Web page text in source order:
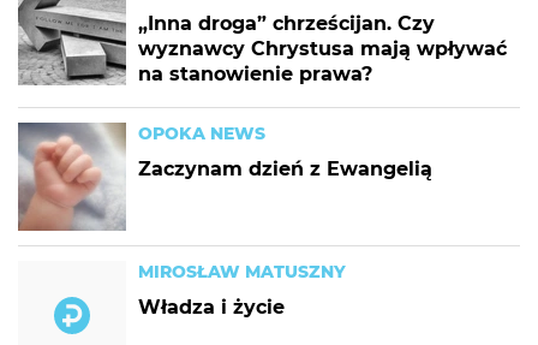
„Inna droga” chrześcijan. Czy
wyznawcy Chrystusa mają wpływać
na stanowienie prawa?
OPOKA NEWS
Zaczynam dzień z Ewangelią
MIROSŁAW MATUSZNY
Władza i życie